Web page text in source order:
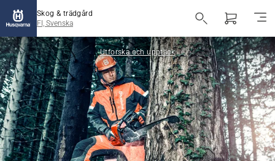
Skog & trädgård
FI, Svenska
Utforska och upptäck